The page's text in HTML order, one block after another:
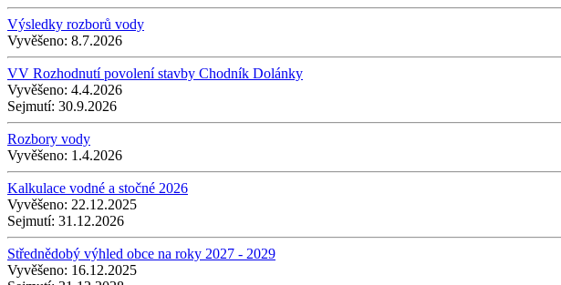
Výsledky rozborů vody
Vyvěšeno: 8.7.2026
VV Rozhodnutí povolení stavby Chodník Dolánky
Vyvěšeno: 4.4.2026
Sejmutí: 30.9.2026
Rozbory vody
Vyvěšeno: 1.4.2026
Kalkulace vodné a stočné 2026
Vyvěšeno: 22.12.2025
Sejmutí: 31.12.2026
Střednědobý výhled obce na roky 2027 - 2029
Vyvěšeno: 16.12.2025